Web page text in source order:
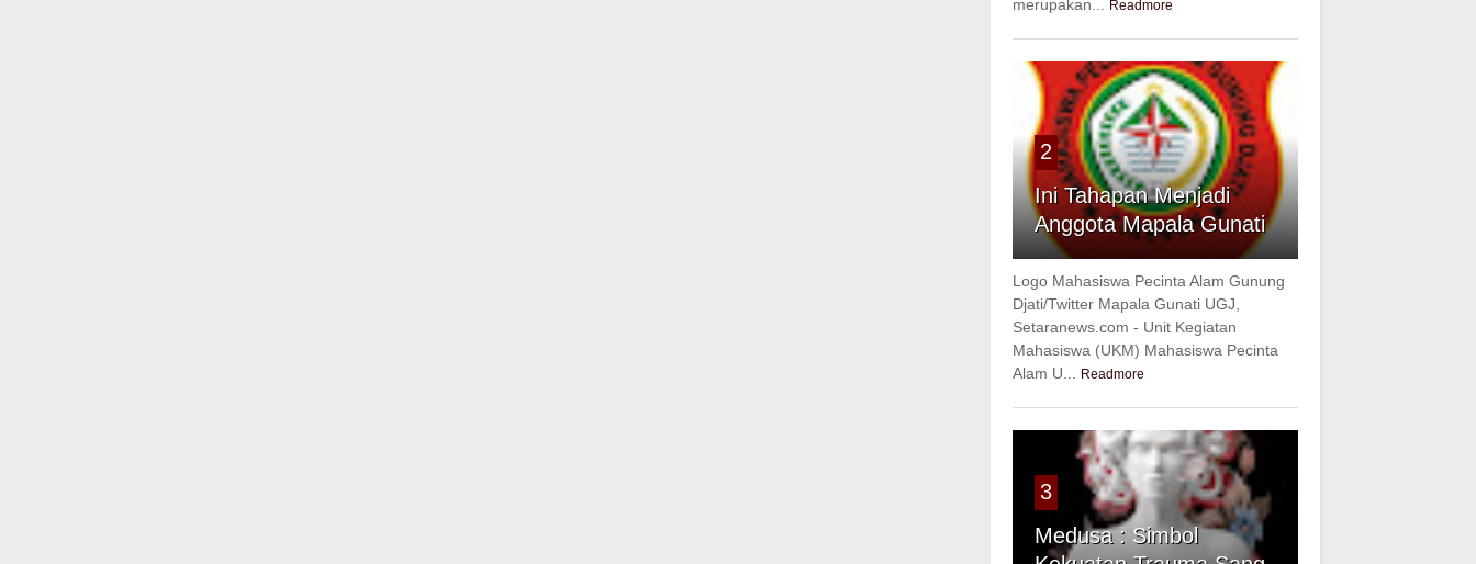
merupakan...
Readmore
2
Ini Tahapan Menjadi
Anggota Mapala Gunati
Logo Mahasiswa Pecinta Alam Gunung
Djati/Twitter Mapala Gunati UGJ,
Setaranews.com - Unit Kegiatan
Mahasiswa (UKM) Mahasiswa Pecinta
Alam U...
Readmore
3
Medusa : Simbol